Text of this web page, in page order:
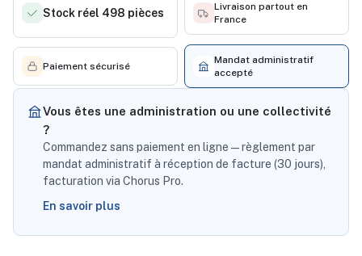
Stock réel 498 pièces
Livraison partout en
France
Paiement sécurisé
Mandat administratif
accepté
Vous êtes une administration ou une collectivité
?
Commandez sans paiement en ligne — règlement par
mandat administratif à réception de facture (30 jours),
facturation via Chorus Pro.
En savoir plus